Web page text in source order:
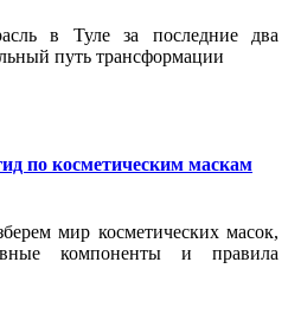
в Туле за последние два
путь трансформации
по косметическим маскам
мир косметических масок,
компоненты и правила